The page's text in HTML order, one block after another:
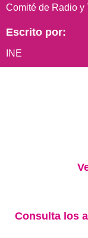
Comité de Radio y
Escrito por:
INE
Consulta los